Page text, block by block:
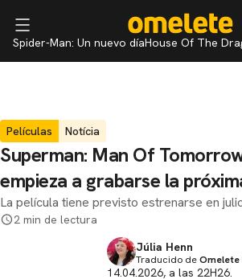
Spider-Man: Un nuevo díaHouse Of The
Películas Notícia
Superman: Man Of
empieza a grabarse la
La película tiene previsto estrenarse en
2 min de lectura
Júlia Henn
Traducido deOmelete
14.04.2026, a las 22H26.